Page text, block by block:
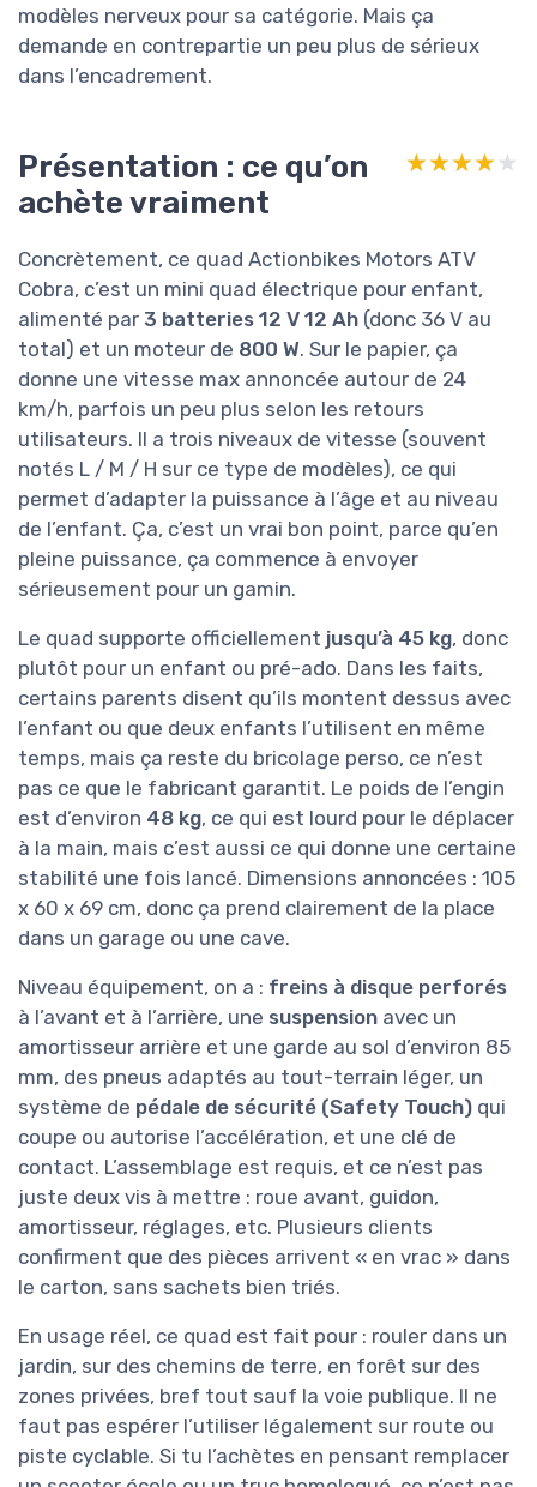
modèles nerveux pour sa catégorie. Mais ça
demande en contrepartie un peu plus de sérieux
dans l’encadrement.
Présentation : ce qu’on
achète vraiment
★★★★★
★★★★★
Concrètement, ce quad Actionbikes Motors ATV
Cobra, c’est un mini quad électrique pour enfant,
alimenté par 3 batteries 12 V 12 Ah (donc 36 V au
total) et un moteur de 800 W. Sur le papier, ça
donne une vitesse max annoncée autour de 24
km/h, parfois un peu plus selon les retours
utilisateurs. Il a trois niveaux de vitesse (souvent
notés L / M / H sur ce type de modèles), ce qui
permet d’adapter la puissance à l’âge et au niveau
de l’enfant. Ça, c’est un vrai bon point, parce qu’en
pleine puissance, ça commence à envoyer
sérieusement pour un gamin.
Le quad supporte officiellement jusqu’à 45 kg, donc
plutôt pour un enfant ou pré-ado. Dans les faits,
certains parents disent qu’ils montent dessus avec
l’enfant ou que deux enfants l’utilisent en même
temps, mais ça reste du bricolage perso, ce n’est
pas ce que le fabricant garantit. Le poids de l’engin
est d’environ 48 kg, ce qui est lourd pour le déplacer
à la main, mais c’est aussi ce qui donne une certaine
stabilité une fois lancé. Dimensions annoncées : 105
x 60 x 69 cm, donc ça prend clairement de la place
dans un garage ou une cave.
Niveau équipement, on a : freins à disque perforés
à l’avant et à l’arrière, une suspension avec un
amortisseur arrière et une garde au sol d’environ 85
mm, des pneus adaptés au tout-terrain léger, un
système de pédale de sécurité (Safety Touch) qui
coupe ou autorise l’accélération, et une clé de
contact. L’assemblage est requis, et ce n’est pas
juste deux vis à mettre : roue avant, guidon,
amortisseur, réglages, etc. Plusieurs clients
confirment que des pièces arrivent « en vrac » dans
le carton, sans sachets bien triés.
En usage réel, ce quad est fait pour : rouler dans un
jardin, sur des chemins de terre, en forêt sur des
zones privées, bref tout sauf la voie publique. Il ne
faut pas espérer l’utiliser légalement sur route ou
piste cyclable. Si tu l’achètes en pensant remplacer